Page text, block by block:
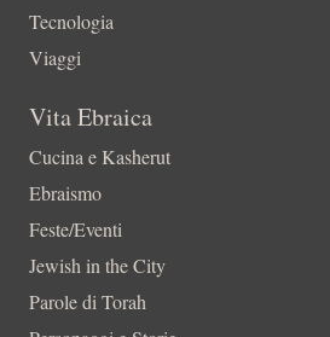
Tecnologia
Viaggi
Vita Ebraica
Cucina e Kasherut
Ebraismo
Feste/Eventi
Jewish in the City
Parole di Torah